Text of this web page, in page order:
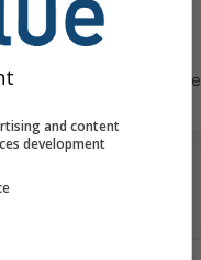
meteo în 3 grafice
and content
development